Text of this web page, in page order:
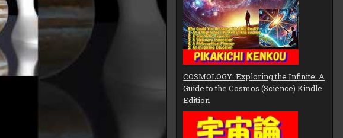
COSMOLOGY: Exploring the Infinite: A
Guide to the Cosmos (Science) Kindle
Edition